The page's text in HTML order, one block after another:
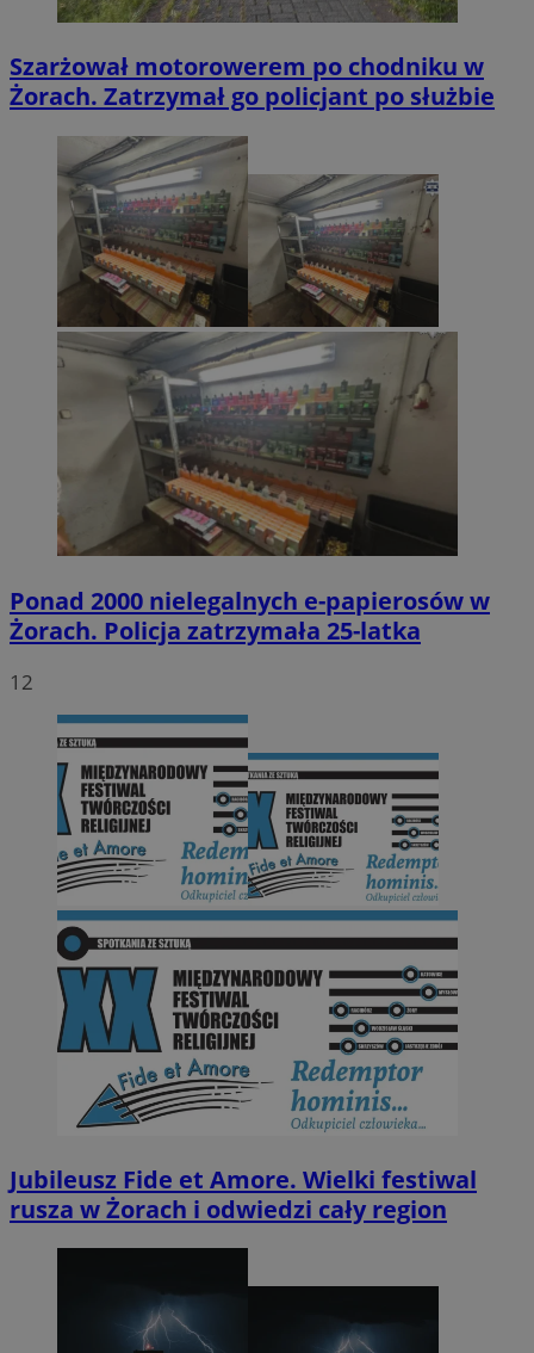
Szarżował motorowerem po chodniku w
Żorach. Zatrzymał go policjant po służbie
Ponad 2000 nielegalnych e-papierosów w
Żorach. Policja zatrzymała 25-latka
12
Jubileusz Fide et Amore. Wielki festiwal
rusza w Żorach i odwiedzi cały region